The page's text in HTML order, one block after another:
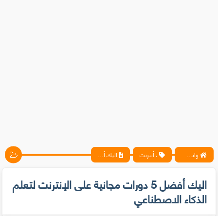
واتس آب ، فيسبوك ، أنترنت ، شروحات تقنية حصرية - المحترف ، أنترنت اليك أفضل 5 دورات مجانية على الإنترنت لتعلم الذكاء الاصطناعي
اليك أفضل 5 دورات مجانية على الإنترنت لتعلم
الذكاء الاصطناعي